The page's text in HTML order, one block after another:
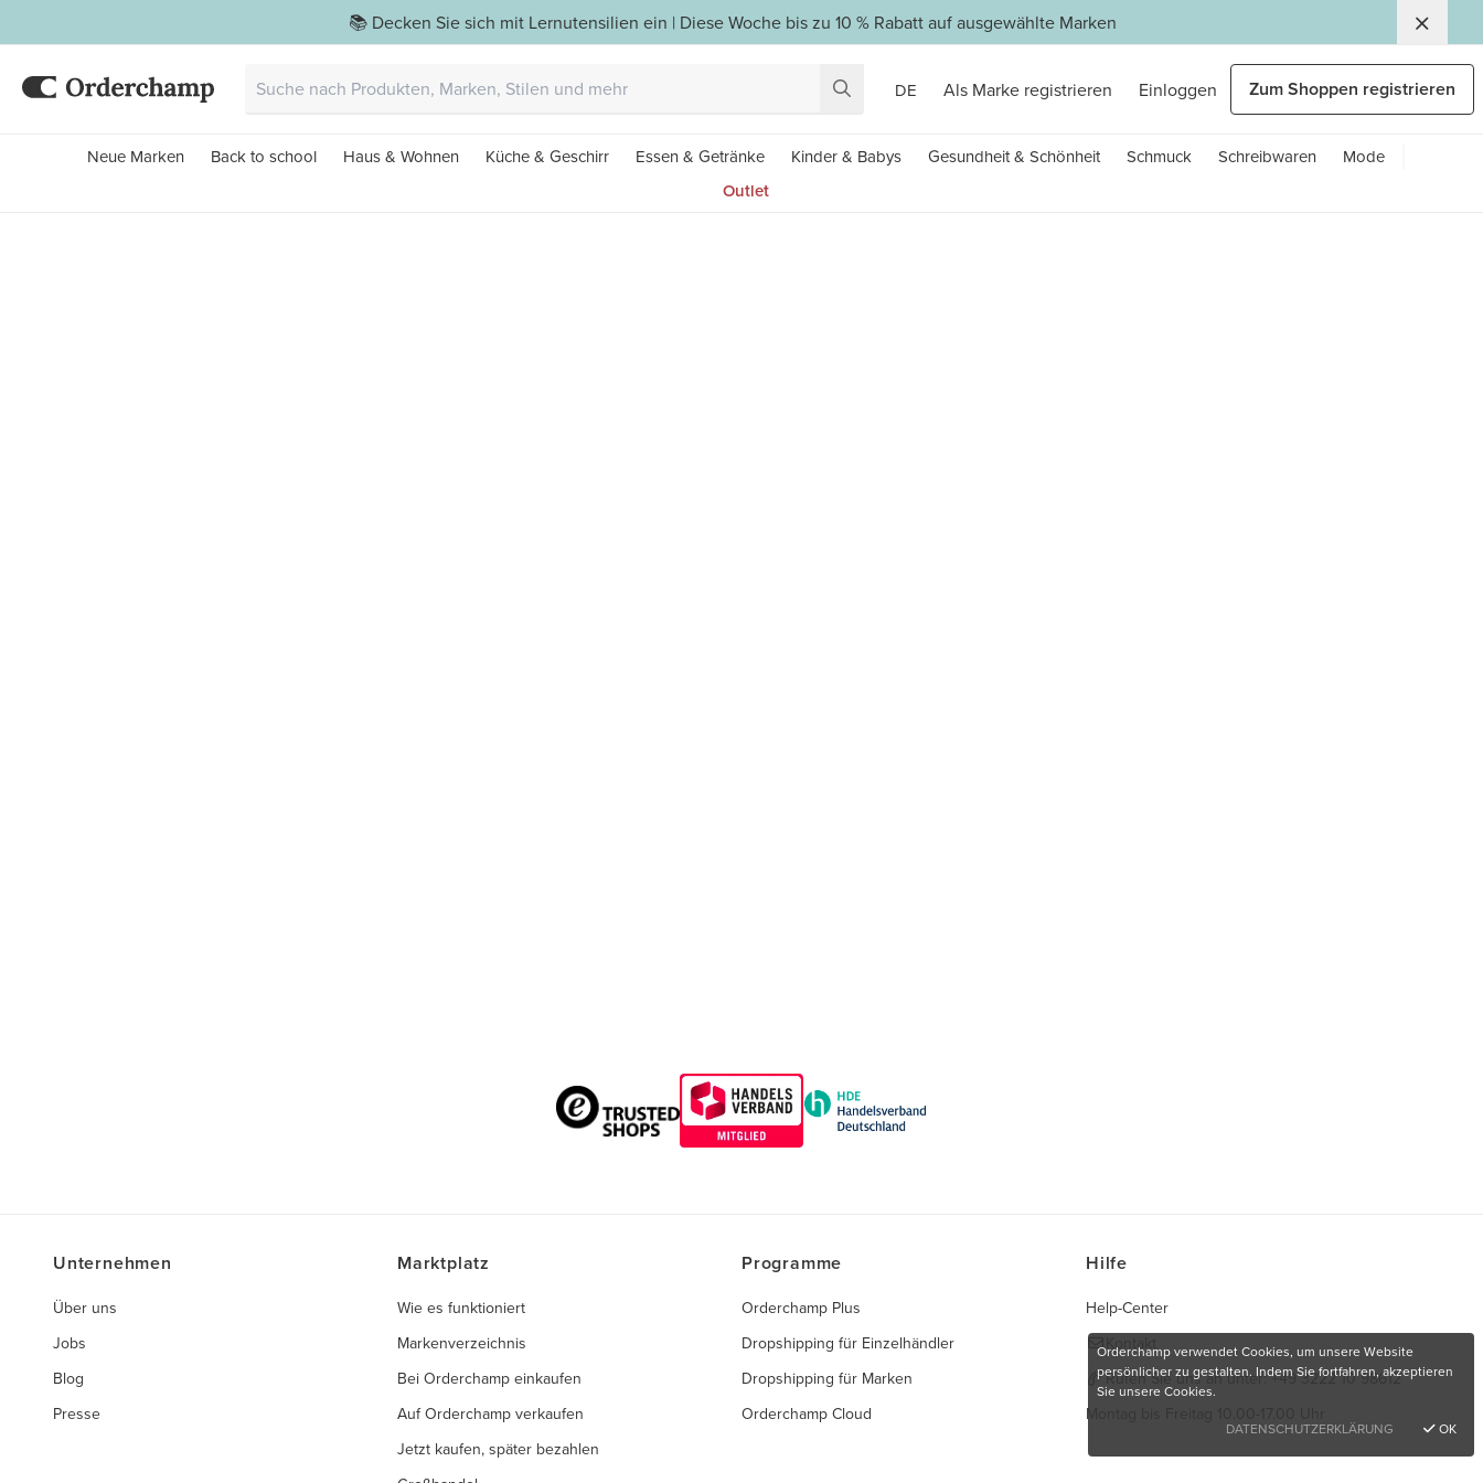
📚 Decken Sie sich mit Lernutensilien ein | Diese Woche bis zu 10 % Rabatt auf ausgewählte Marken
DE Als Marke registrieren Einloggen Zum Shoppen registrieren
Neue Marken Back to school Haus & Wohnen Küche & Geschirr Essen & Getränke Kinder & Babys Gesundheit & Schönheit Schmuck Schreibwaren
Mode
Outlet
Unternehmen
Über uns
Jobs
Blog
Presse
Marktplatz
Wie es funktioniert
Markenverzeichnis
Bei Orderchamp einkaufen
Auf Orderchamp verkaufen
Jetzt kaufen, später bezahlen
Programme
Orderchamp Plus
Dropshipping für Einzelhändler
Dropshipping für Marken
Orderchamp Cloud
Hilfe
Help-Center
Kontakt
Rufen Sie uns an unter:+49 3222 10 98612
Montag bis Freitag 10.00-17.00 Uhr
Orderchamp verwendet Cookies, um unsere Website
persönlicher zu gestalten. Indem Sie fortfahren, akzeptieren
Sie unsere Cookies.
DATENSCHUTZERKLÄRUNG
OK